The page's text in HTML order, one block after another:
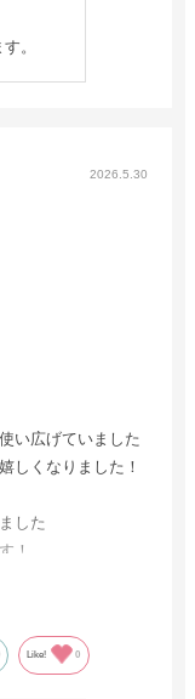
。
2026.5.30
い広げていました
しくなりました！
した
！
Like! 0